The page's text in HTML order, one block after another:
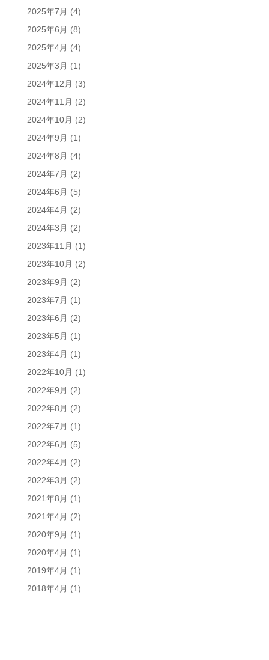
2025年7月 (4)
2025年6月 (8)
2025年4月 (4)
2025年3月 (1)
2024年12月 (3)
2024年11月 (2)
2024年10月 (2)
2024年9月 (1)
2024年8月 (4)
2024年7月 (2)
2024年6月 (5)
2024年4月 (2)
2024年3月 (2)
2023年11月 (1)
2023年10月 (2)
2023年9月 (2)
2023年7月 (1)
2023年6月 (2)
2023年5月 (1)
2023年4月 (1)
2022年10月 (1)
2022年9月 (2)
2022年8月 (2)
2022年7月 (1)
2022年6月 (5)
2022年4月 (2)
2022年3月 (2)
2021年8月 (1)
2021年4月 (2)
2020年9月 (1)
2020年4月 (1)
2019年4月 (1)
2018年4月 (1)